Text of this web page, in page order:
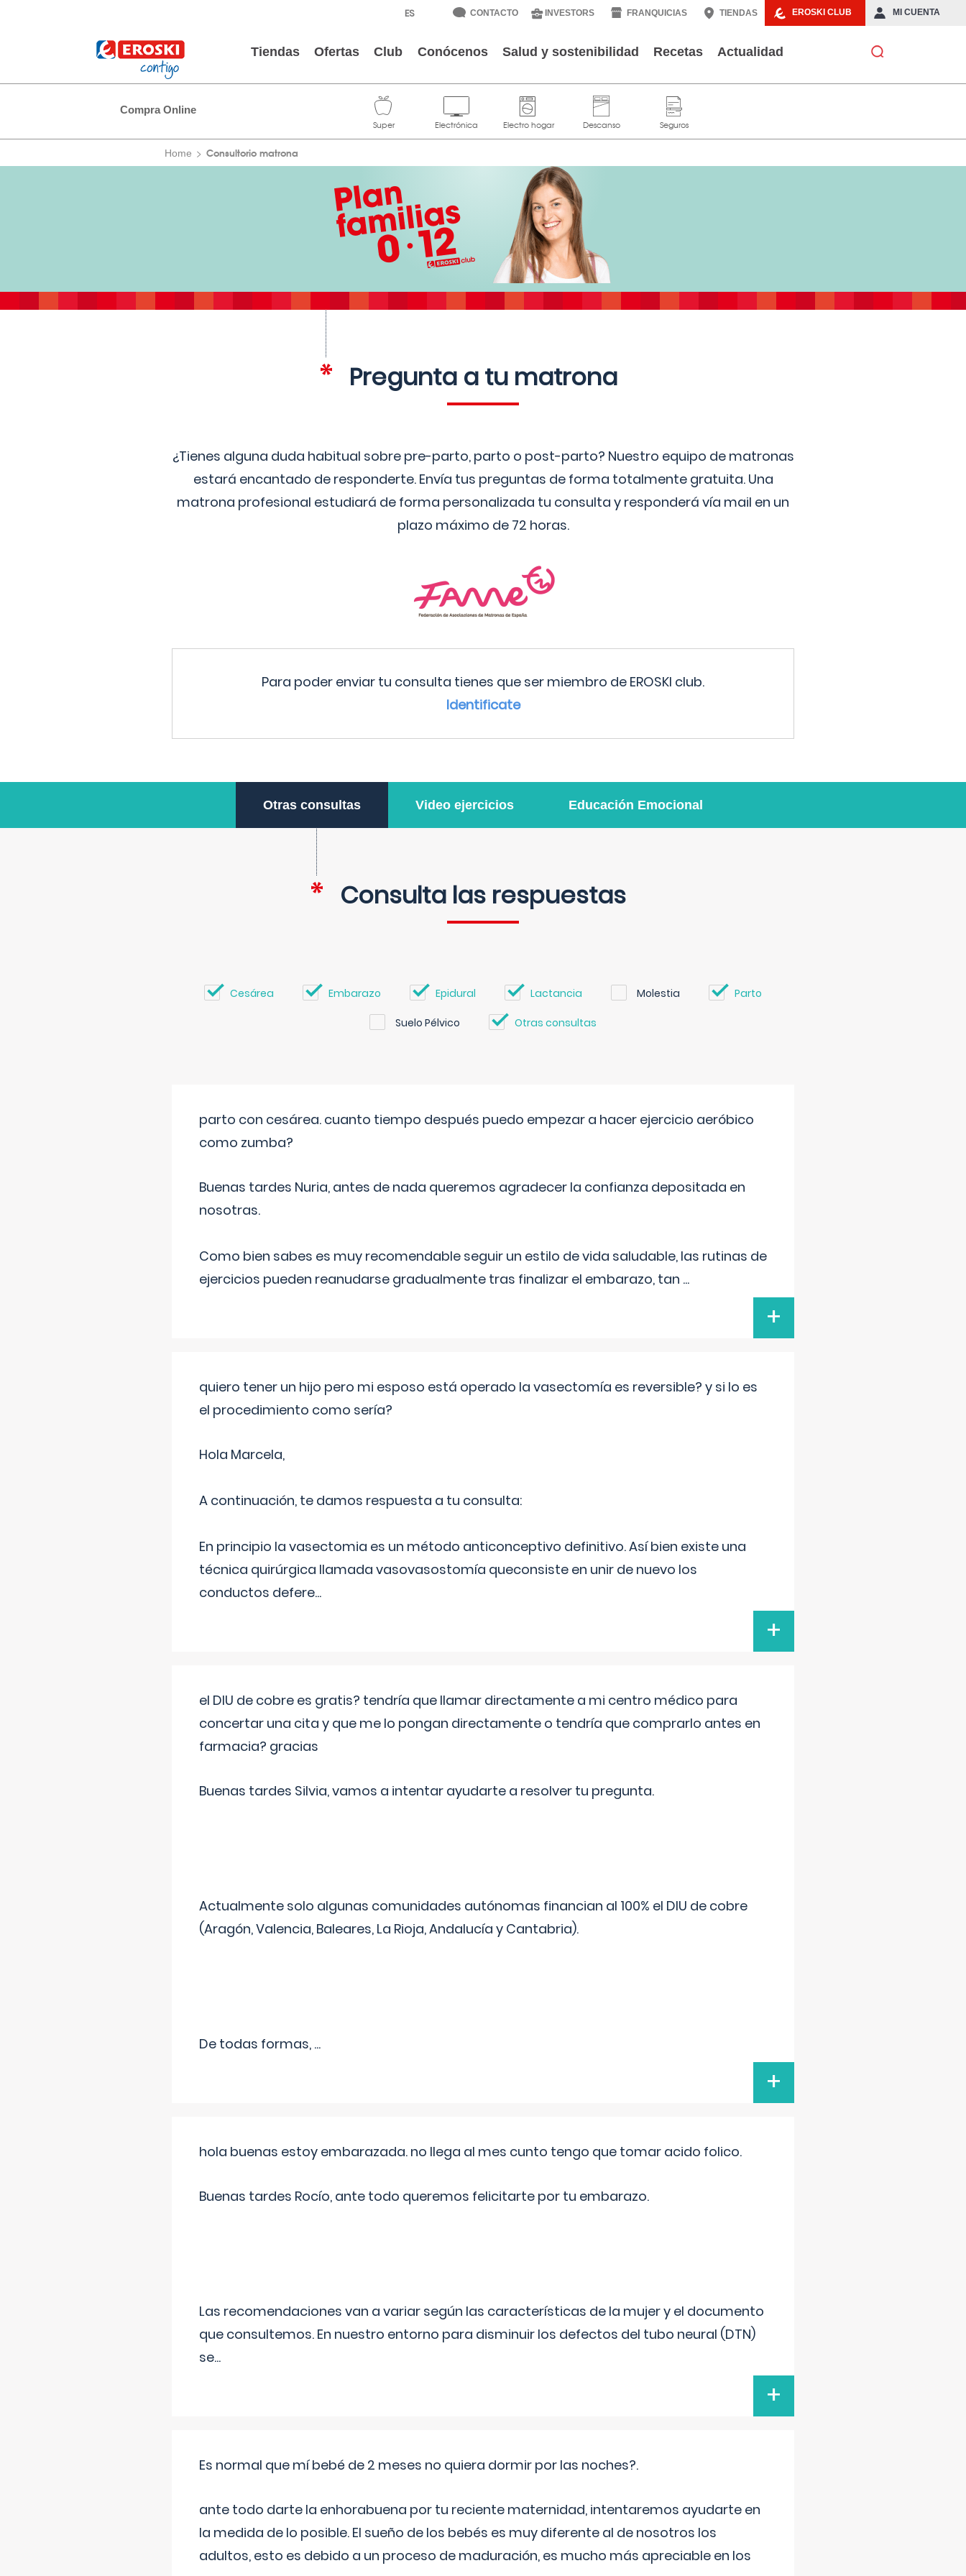
EROSKI CLUB MI CUENTA
CONTACTO INVESTORS FRANQUICIAS TIENDAS
Tiendas Ofertas Club Conócenos Salud y sostenibilidad Recetas Actualidad
Compra Online
Home Consultorio matrona
Pregunta a tu matrona
¿Tienes alguna duda habitual sobre pre-parto, parto o post-parto? Nuestro equipo de matronas
estará encantado de responderte. Envía tus preguntas de forma totalmente gratuita. Una
matrona profesional estudiará de forma personalizada tu consulta y responderá vía mail en un
plazo máximo de 72 horas.
Para poder enviar tu consulta tienes que ser miembro de EROSKI club.
Identificate
Otras consultas Video ejercicios Educación Emocional
Consulta las respuestas
Cesárea Embarazo Epidural Lactancia Molestia Parto
Suelo Pélvico Otras consultas
parto con cesárea. cuanto tiempo después puedo empezar a hacer ejercicio aeróbico
como zumba?
Buenas tardes Nuria, antes de nada queremos agradecer la confianza depositada en
nosotras.
Como bien sabes es muy recomendable seguir un estilo de vida saludable, las rutinas de
ejercicios pueden reanudarse gradualmente tras finalizar el embarazo, tan ...
+
quiero tener un hijo pero mi esposo está operado la vasectomía es reversible? y si lo es
el procedimiento como sería?
Hola Marcela,
A continuación, te damos respuesta a tu consulta:
En principio la vasectomia es un método anticonceptivo definitivo. Así bien existe una
técnica quirúrgica llamada vasovasostomía queconsiste en unir de nuevo los
conductos defere...
+
el DIU de cobre es gratis? tendría que llamar directamente a mi centro médico para
concertar una cita y que me lo pongan directamente o tendría que comprarlo antes en
farmacia? gracias
Buenas tardes Silvia, vamos a intentar ayudarte a resolver tu pregunta.
Actualmente solo algunas comunidades autónomas financian al 100% el DIU de cobre
(Aragón, Valencia, Baleares, La Rioja, Andalucía y Cantabria).
De todas formas, ...
+
hola buenas estoy embarazada. no llega al mes cunto tengo que tomar acido folico.
Buenas tardes Rocío, ante todo queremos felicitarte por tu embarazo.
Las recomendaciones van a variar según las características de la mujer y el documento
que consultemos. En nuestro entorno para disminuir los defectos del tubo neural (DTN)
se...
+
Es normal que mí bebé de 2 meses no quiera dormir por las noches?.
ante todo darte la enhorabuena por tu reciente maternidad, intentaremos ayudarte en
la medida de lo posible. El sueño de los bebés es muy diferente al de nosotros los
adultos, esto es debido a un proceso de maduración, es mucho más apreciable en los